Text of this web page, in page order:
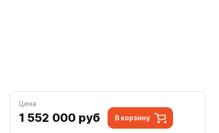
Цена
1 552 000 руб В корзину